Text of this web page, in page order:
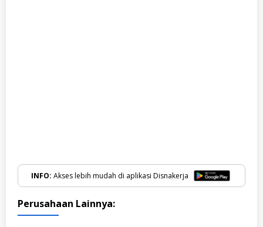
INFO: Akses lebih mudah di aplikasi Disnakerja
Perusahaan Lainnya: